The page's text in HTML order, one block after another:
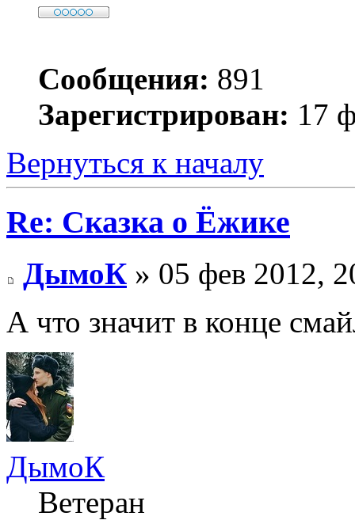
Сообщения: 891
Зарегистрирован: 17
Вернуться к началу
Re: Сказка о Ёжике
ДымоК » 05 фев 2012,
А что значит в конце
ДымоК
Ветеран